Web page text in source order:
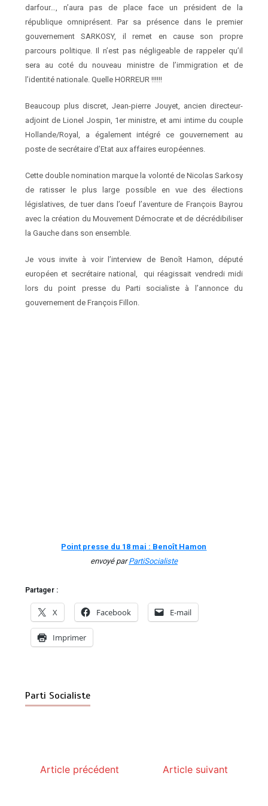
darfour…, n’aura pas de place face un président de la
république omniprésent. Par sa présence dans le premier
gouvernement SARKOSY, il remet en cause son propre
parcours politique. Il n’est pas négligeable de rappeler qu’il
sera au coté du nouveau ministre de l’immigration et de
l’identité nationale. Quelle HORREUR !!!!!!
Beaucoup plus discret, Jean-pierre Jouyet, ancien directeur-
adjoint de Lionel Jospin, 1er ministre, et ami intime du couple
Hollande/Royal, a également intégré ce gouvernement au
poste de secrétaire d’Etat aux affaires européennes.
Cette double nomination marque la volonté de Nicolas Sarkosy
de ratisser le plus large possible en vue des élections
législatives, de tuer dans l’oeuf l’aventure de François Bayrou
avec la création du Mouvement Démocrate et de décrédibiliser
la Gauche dans son ensemble.
Je vous invite à voir l’interview de Benoît Hamon,
député
européen et secrétaire national, qui réagissait vendredi midi
lors du point presse du Parti socialiste à l’annonce du
gouvernement de François Fillon.
Point presse du 18 mai : Benoît Hamon
envoyé parPartiSocialiste
Partager :
X Facebook E-mail
Imprimer
Parti Socialiste
Article précédent Article suivant